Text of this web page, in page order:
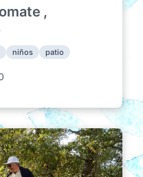
,
niños patio